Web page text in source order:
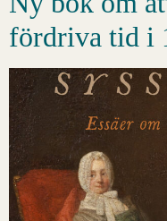
fördriva tid i